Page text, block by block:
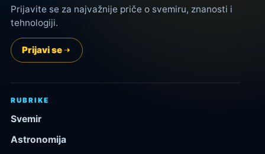
Prijavite se za najvažnije priče o svemiru, znanosti i
tehnologiji.
Prijavi se
RUBRIKE
Svemir
Astronomija